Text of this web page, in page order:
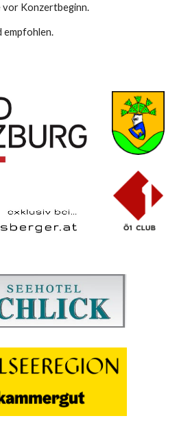
vor Konzertbeginn.
empfohlen.